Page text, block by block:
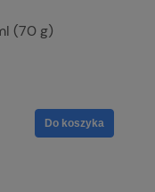
(70 g)
Do koszyka